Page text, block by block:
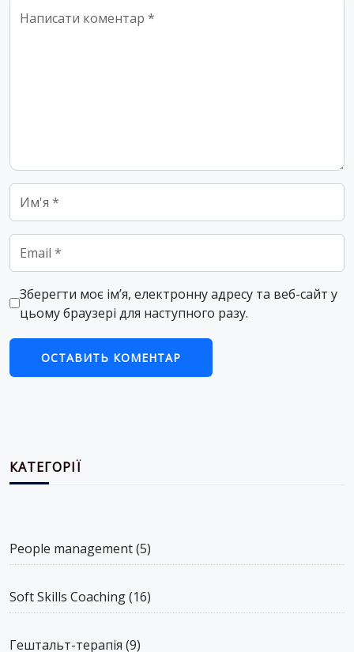
Name
Email
Зберегти моє ім’я, електронну адресу та веб-сайт у
цьому браузері для наступного разу.
КАТЕГОРІЇ
People management(5)
Soft Skills Coaching(16)
Гештальт-терапія (9)